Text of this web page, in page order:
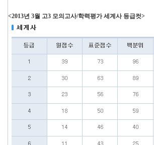
<2013년 3월 고3 모의고사/학력평가 세계사 등급컷>